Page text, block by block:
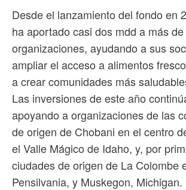
Desde el lanzamiento del fondo en
ha aportado casi dos mdd a más de
organizaciones, ayudando a sus
ampliar el acceso a alimentos
a crear comunidades más
Las inversiones de este año
apoyando a organizaciones de las
de origen de Chobani en el centro
el Valle Mágico de Idaho, y, por
ciudades de origen de La Colombe
Pensilvania, y Muskegon, Michigan.